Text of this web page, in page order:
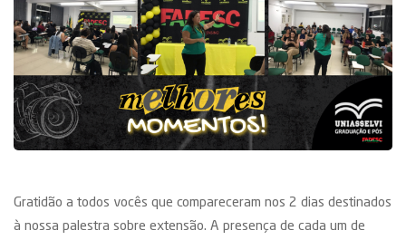
Gratidão a todos vocês que compareceram nos 2 dias destinados
à nossa palestra sobre extensão. A presença de cada um de